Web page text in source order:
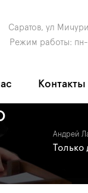
Саратов, ул
Режим работы: пн-
Контакты
Андрей
Только